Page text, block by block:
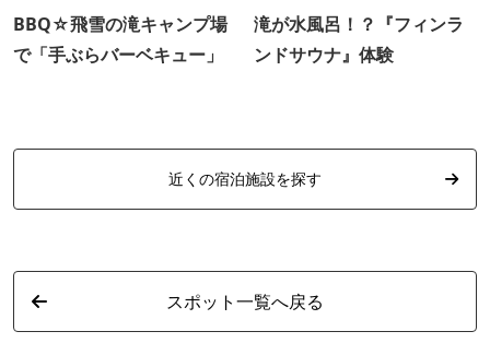
BBQ☆飛雪の滝キャンプ場
で「手ぶらバーベキュー」
滝が水風呂！？『フィンラ
ンドサウナ』体験
近くの宿泊施設を探す
スポット一覧へ戻る